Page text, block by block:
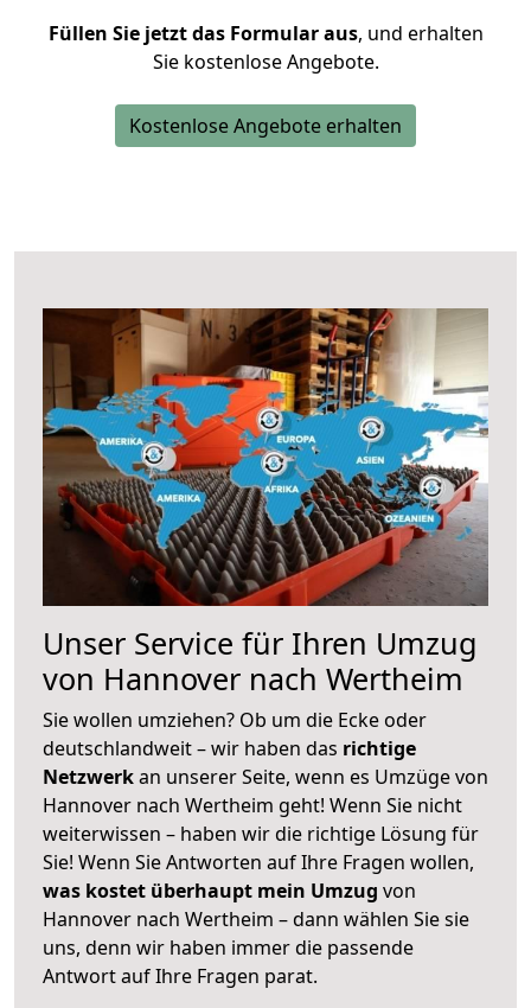
Füllen Sie jetzt das Formular aus, und erhalten
Sie kostenlose Angebote.
Kostenlose Angebote erhalten
Unser Service für Ihren Umzug
von Hannover nach Wertheim
Sie wollen umziehen? Ob um die Ecke oder
deutschlandweit – wir haben das richtige
Netzwerkan unserer Seite, wenn es Umzüge von
Hannover nach Wertheim geht! Wenn Sie nicht
weiterwissen – haben wir die richtige Lösung für
Sie! Wenn Sie Antworten auf Ihre Fragen wollen,
was kostet überhaupt mein Umzug von
Hannover nach Wertheim – dann wählen Sie sie
uns, denn wir haben immer die passende
Antwort auf Ihre Fragen parat.